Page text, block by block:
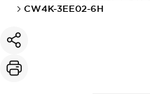
CW4K-3EE02-6H